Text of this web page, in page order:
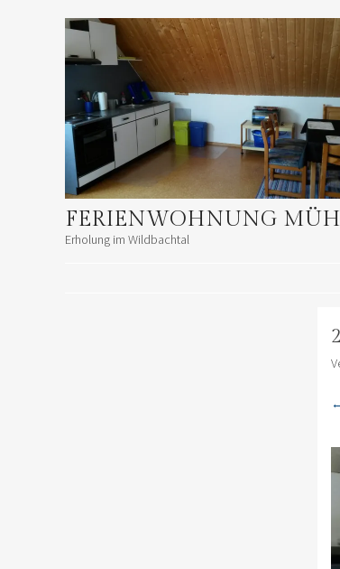
FERIENWOHNUNG
Erholung im Wildbachtal